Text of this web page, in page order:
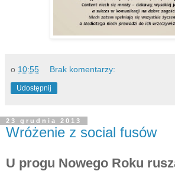
o 10:55 Brak komentarzy:
Udostępnij
23 grudnia 2013
Wróżenie z social fusów
U progu Nowego Roku